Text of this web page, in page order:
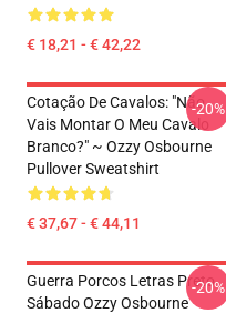
€ 18,21 - € 42,22
Cotação De Cavalos: "Não
Vais Montar O Meu Cavalo
Branco?" ~ Ozzy Osbourne
Pullover Sweatshirt
€ 37,67 - € 44,11
-20%
Guerra Porcos Letras Preto
Sábado Ozzy Osbourne
-20%